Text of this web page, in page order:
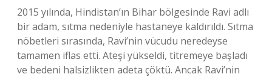
2015 yılında, Hindistan’ın Bihar bölgesinde Ravi adlı
bir adam, sıtma nedeniyle hastaneye kaldırıldı. Sıtma
nöbetleri sırasında, Ravi’nin vücudu neredeyse
tamamen iflas etti. Ateşi yükseldi, titremeye başladı
ve bedeni halsizlikten adeta çöktü. Ancak Ravi’nin